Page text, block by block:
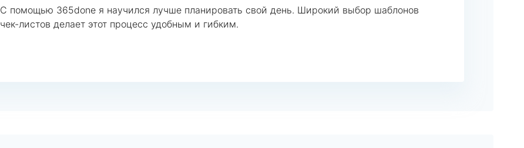
С помощью 365done я научился лучше планировать свой день. Широкий выбор шаблонов
чек-листов делает этот процесс удобным и гибким.